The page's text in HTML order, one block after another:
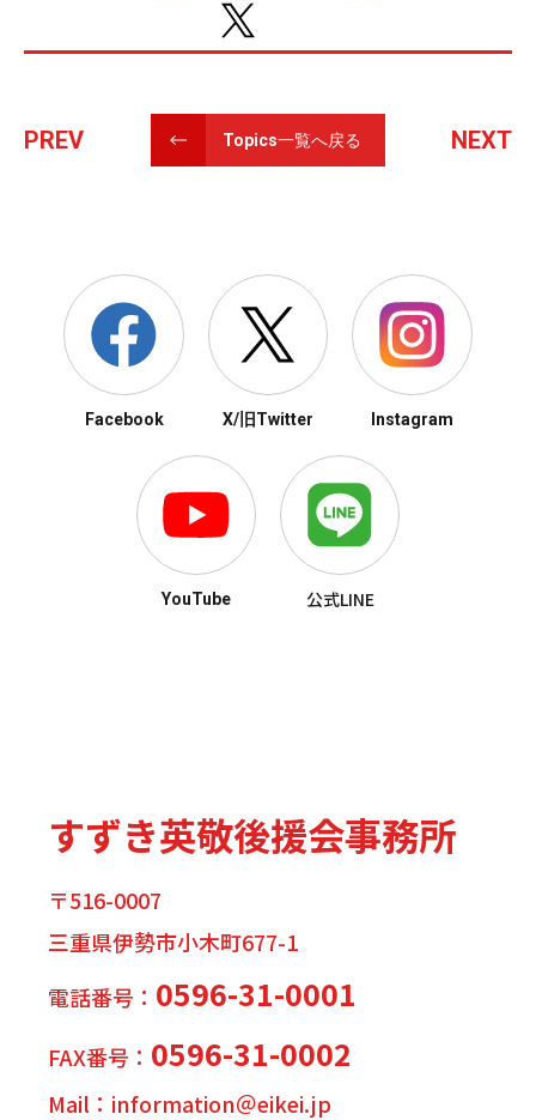
PREV Topics一覧へ戻る NEXT
Facebook X/旧Twitter Instagram
YouTube 公式LINE
すずき英敬後援会事務所
〒516-0007
三重県伊勢市小木町677-1
電話番号： 0596-31-0001
FAX番号： 0596-31-0002
Mail：information＠eikei.jp